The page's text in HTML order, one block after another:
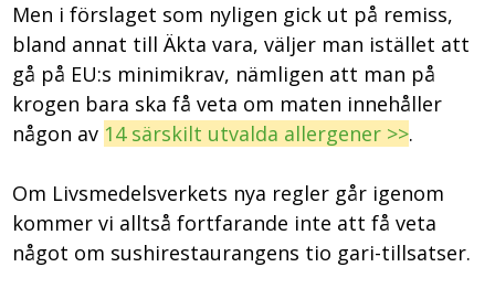
Men i förslaget som nyligen gick ut på remiss,
bland annat till Äkta vara, väljer man istället att
gå på EU:s minimikrav, nämligen att man på
krogen bara ska få veta om maten innehåller
någon av 14 särskilt utvalda allergener >>.
Om Livsmedelsverkets nya regler går igenom
kommer vi alltså fortfarande inte att få veta
något om sushirestaurangens tio gari-tillsatser.